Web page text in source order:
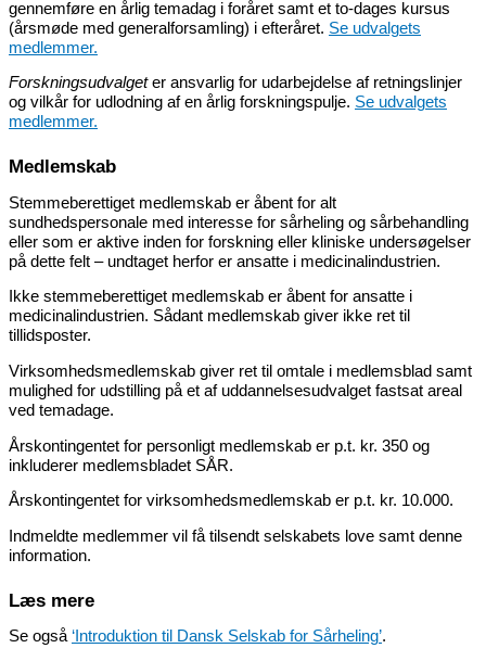
gennemføre en årlig temadag i foråret samt et to-dages kursus
(årsmøde med generalforsamling) i efteråret. Se udvalgets
medlemmer.
Forskningsudvalgeter ansvarlig for udarbejdelse af retningslinjer
og vilkår for udlodning af en årlig forskningspulje. Se udvalgets
medlemmer.
Medlemskab
Stemmeberettiget medlemskab er åbent for alt
sundhedspersonale med interesse for sårheling og sårbehandling
eller som er aktive inden for forskning eller kliniske undersøgelser
på dette felt – undtaget herfor er ansatte i medicinalindustrien.
Ikke stemmeberettiget medlemskab er åbent for ansatte i
medicinalindustrien. Sådant medlemskab giver ikke ret til
tillidsposter.
Virksomhedsmedlemskab giver ret til omtale i medlemsblad samt
mulighed for udstilling på et af uddannelsesudvalget fastsat areal
ved temadage.
Årskontingentet for personligt medlemskab er p.t. kr. 350 og
inkluderer medlemsbladet SÅR.
Årskontingentet for virksomhedsmedlemskab er p.t. kr. 10.000.
Indmeldte medlemmer vil få tilsendt selskabets love samt denne
information.
Læs mere
Se også ‘Introduktion til Dansk Selskab for Sårheling’.